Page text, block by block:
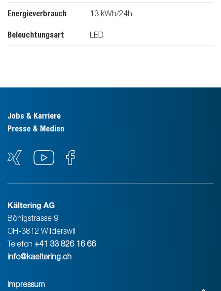
Energieverbrauch 13 kWh/24h
Beleuchtungsart LED
Jobs & Karriere
Presse & Medien
Kältering AG
Bönigstrasse 9
CH-3812 Wilderswil
Telefon +41 33 826 16 66
info@kaeltering.ch
Impressum